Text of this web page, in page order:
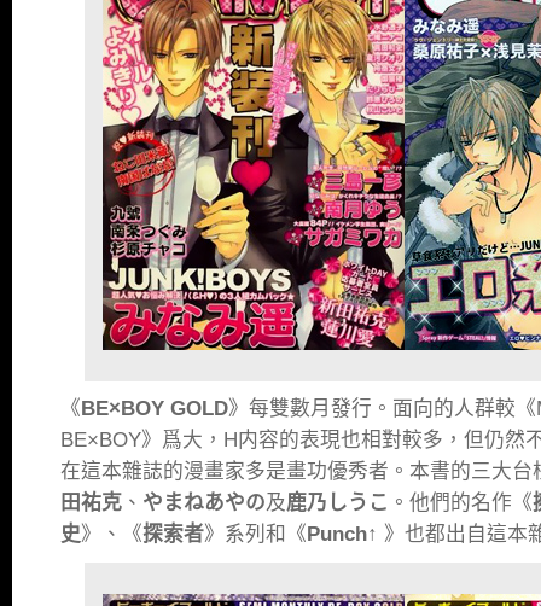
《BE×BOY GOLD》每雙數月發行。面向的人群較《
BE×BOY》爲大，H内容的表現也相對較多，但仍然
在這本雜誌的漫畫家多是畫功優秀者。本書的三大台
田祐克 、 やまねあやの及鹿乃しうこ 。他們的名作《
史》、《探索者》系列和《Punch↑ 》也都出自這本